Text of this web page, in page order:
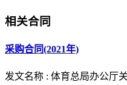
相关合同
采购合同(2021年)
发文名称 : 体育总局办公厅